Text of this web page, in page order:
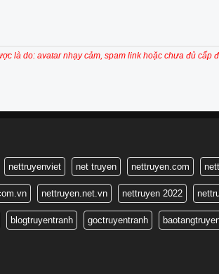
là do: avatar nhạy cảm, spam link hoặc chưa đủ cấp
nettruyenviet net truyen nettruyen.com
nettruyen.net.vn nettruyen 2022
blogtruyentranh goctruyentranh